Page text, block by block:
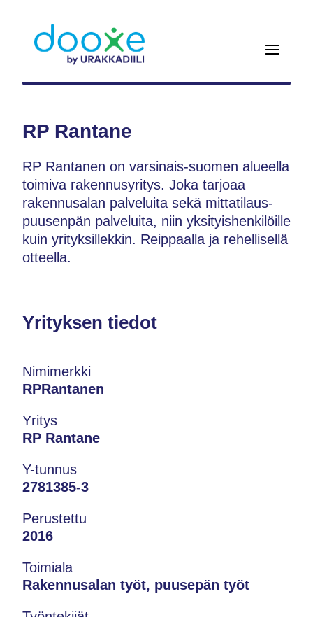
RP Rantane
RP Rantanen on varsinais-suomen alueella
toimiva rakennusyritys. Joka tarjoaa
rakennusalan palveluita sekä mittatilaus-
puusenpän palveluita, niin yksityishenkilöille
kuin yrityksillekkin. Reippaalla ja rehellisellä
otteella.
Yrityksen tiedot
Nimimerkki
RPRantanen
Yritys
RP Rantane
Y-tunnus
2781385-3
Perustettu
2016
Toimiala
Rakennusalan työt, puusepän työt